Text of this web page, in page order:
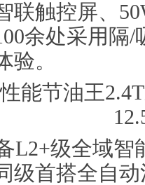
联触控屏、
余处采用隔
验。
L2+级全域智
级首搭全自